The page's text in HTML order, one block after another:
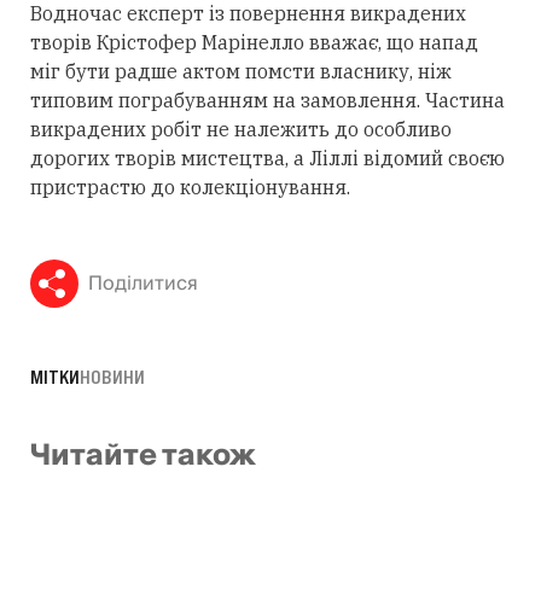
Водночас експерт із повернення викрадених
творів Крістофер Марінелло вважає, що напад
міг бути радше актом помсти власнику, ніж
типовим пограбуванням на замовлення. Частина
викрадених робіт не належить до особливо
дорогих творів мистецтва, а Ліллі відомий своєю
пристрастю до колекціонування.
Поділитися
МІТКИНОВИНИ
Читайте також